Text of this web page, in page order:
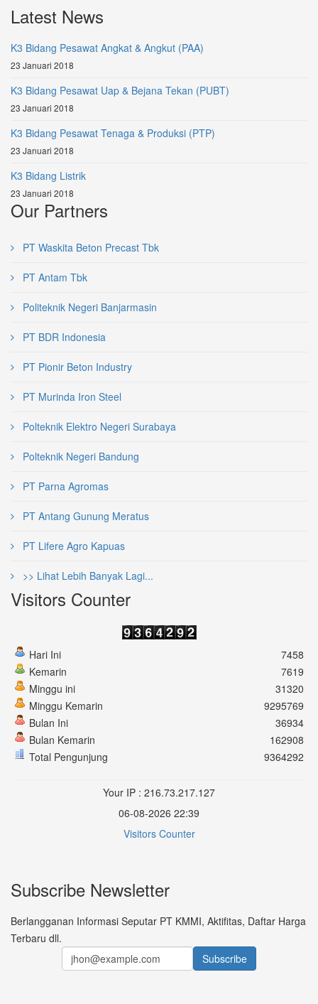
Latest News
K3 Bidang Pesawat Angkat & Angkut (PAA)
23 Januari 2018
K3 Bidang Pesawat Uap & Bejana Tekan (PUBT)
23 Januari 2018
K3 Bidang Pesawat Tenaga & Produksi (PTP)
23 Januari 2018
K3 Bidang Listrik
23 Januari 2018
Our Partners
PT Waskita Beton Precast Tbk
PT Antam Tbk
Politeknik Negeri Banjarmasin
PT BDR Indonesia
PT Pionir Beton Industry
PT Murinda Iron Steel
Polteknik Elektro Negeri Surabaya
Polteknik Negeri Bandung
PT Parna Agromas
PT Antang Gunung Meratus
PT Lifere Agro Kapuas
>> Lihat Lebih Banyak Lagi...
Visitors Counter
Hari Ini
Kemarin
Minggu ini
Minggu Kemarin
Bulan Ini
Bulan Kemarin
Total Pengunjung
7458
7619
31320
9295769
36934
162908
9364292
Your IP : 216.73.217.127
06-08-2026 22:39
Visitors Counter
Subscribe Newsletter
Berlangganan Informasi Seputar PT KMMI, Aktifitas, Daftar Harga
Terbaru dll.